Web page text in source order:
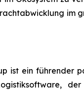
im
ist ein führender